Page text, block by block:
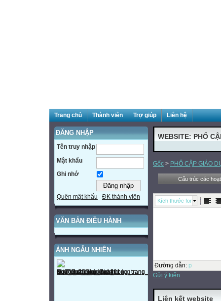
Trang chủ Thành viên Trợ giúp Liên hệ
ĐĂNG NHẬP
Tên truy nhập
Mật khẩu
Ghi nhớ
Quên mật khẩu ĐK thành viên
VĂN BẢN ĐIỀU HÀNH
ẢNH NGẪU NHIÊN
WEBSITE: PHỔ
Gốc > PHỔ CẬP GIÁO
Cấu trúc các
Kích thước font
Đường dẫn: p
Gửi ý kiến
Liên kết website